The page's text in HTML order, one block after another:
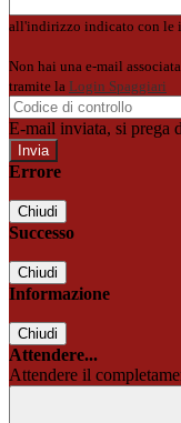
all'indirizzo indicato con le
Non hai una e-mail
tramite la Login Spaggiari
E-mail inviata, si prega
Errore
Chiudi
Successo
Chiudi
Informazione
Chiudi
Attendere...
Attendere il